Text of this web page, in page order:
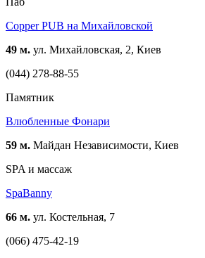
Copper PUB на Михайловской
49 м. ул. Михайловская, 2, Киев
(044) 278-88-55
Памятник
Влюбленные Фонари
59 м. Майдан Независимости, Киев
SPA и массаж
SpaBanny
66 м. ул. Костельная, 7
(066) 475-42-19